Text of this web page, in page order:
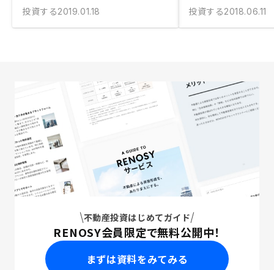
投資する2019.01.18
投資する2018.06.11
不動産投資はじめてガイド
RENOSY会員限定で無料公開中！
まずは資料をみてみる